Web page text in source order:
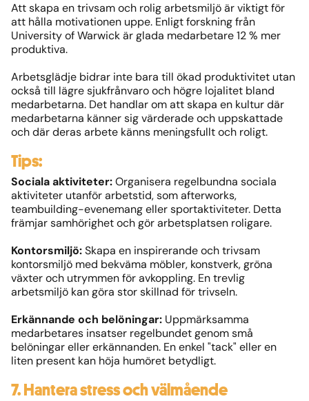
Att skapa en trivsam och rolig arbetsmiljö är viktigt för
att hålla motivationen uppe. Enligt forskning från
University of Warwick är glada medarbetare 12 % mer
produktiva.
Arbetsglädje bidrar inte bara till ökad produktivitet utan
också till lägre sjukfrånvaro och högre lojalitet bland
medarbetarna. Det handlar om att skapa en kultur där
medarbetarna känner sig värderade och uppskattade
och där deras arbete känns meningsfullt och roligt.
Tips:
Sociala aktiviteter:Organisera regelbundna sociala
aktiviteter utanför arbetstid, som afterworks,
teambuilding-evenemang eller sportaktiviteter. Detta
främjar samhörighet och gör arbetsplatsen roligare.
Kontorsmiljö:Skapa en inspirerande och trivsam
kontorsmiljö med bekväma möbler, konstverk, gröna
växter och utrymmen för avkoppling. En trevlig
arbetsmiljö kan göra stor skillnad för trivseln.
Erkännande och belöningar: Uppmärksamma
medarbetares insatser regelbundet genom små
belöningar eller erkännanden. En enkel "tack" eller en
liten present kan höja humöret betydligt.
7. Hantera stress och välmående